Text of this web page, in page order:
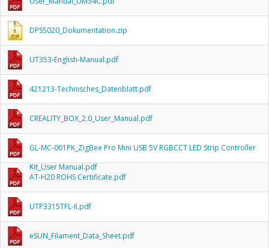
DPS5020_Dokumentation.zip
UT353-English-Manual.pdf
421213-Technisches_Datenblatt.pdf
CREALITY_BOX_2.0_User_Manual.pdf
GL-MC-001PK_ZigBee Pro Mini USB 5V RGBCCT LED Strip Controller
Kit_User Manual.pdf
AT-H20 ROHS Certificate.pdf
UTP3315TFL-II.pdf
eSUN_Filament_Data_Sheet.pdf